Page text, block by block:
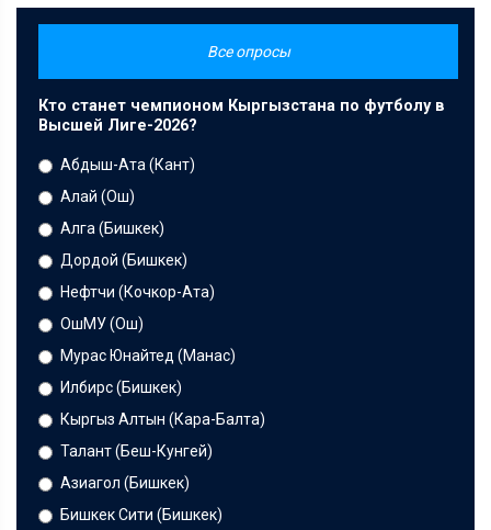
Все опросы
Кто станет чемпионом Кыргызстана по футболу в
Высшей Лиге-2026?
Абдыш-Ата (Кант)
Алай (Ош)
Алга (Бишкек)
Дордой (Бишкек)
Нефтчи (Кочкор-Ата)
ОшМУ (Ош)
Мурас Юнайтед (Манас)
Илбирс (Бишкек)
Кыргыз Алтын (Кара-Балта)
Талант (Беш-Кунгей)
Азиагол (Бишкек)
Бишкек Сити (Бишкек)